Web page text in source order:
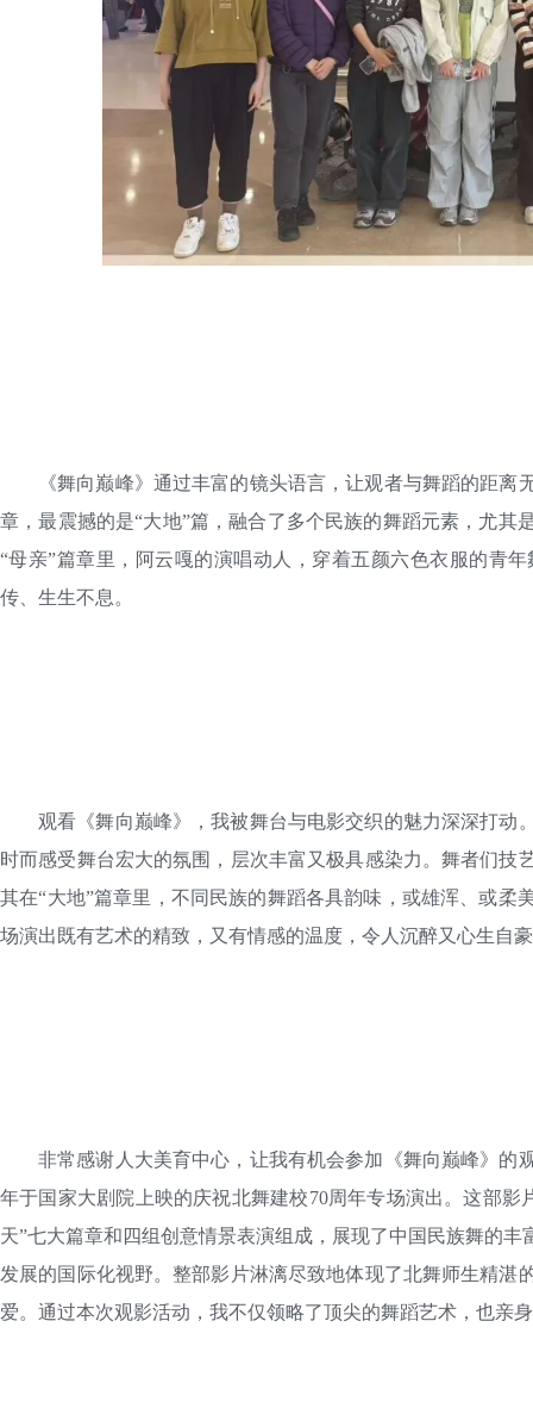
《舞向巅峰》通过丰富的镜头语言，让观者与舞蹈的距
章，最震撼的是“大地”篇，融合了多个民族的舞蹈元素，尤
“母亲”篇章里，阿云嘎的演唱动人，穿着五颜六色衣服的青
传、生生不息。
观看《舞向巅峰》，我被舞台与电影交织的魅力深深打动
时而感受舞台宏大的氛围，层次丰富又极具感染力。舞者们
其在“大地”篇章里，不同民族的舞蹈各具韵味，或雄浑、或
场演出既有艺术的精致，又有情感的温度，令人沉醉又心生自
非常感谢人大美育中心，让我有机会参加《舞向巅峰》的
年于国家大剧院上映的庆祝北舞建校70周年专场演出。这部影
天”七大篇章和四组创意情景表演组成，展现了中国民族舞的
发展的国际化视野。整部影片淋漓尽致地体现了北舞师生精
爱。通过本次观影活动，我不仅领略了顶尖的舞蹈艺术，也亲